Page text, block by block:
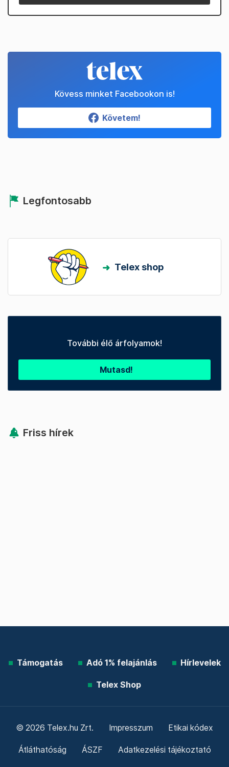
Kövess minket Facebookon is!
Követem!
Legfontosabb
Telex shop
További élő árfolyamok!
Mutasd!
Friss hírek
Támogatás Adó 1% felajánlás Hírlevelek
Telex Shop
© 2026 Telex.hu Zrt. Impresszum Etikai kódex
Átláthatóság ÁSZF Adatkezelési tájékoztató